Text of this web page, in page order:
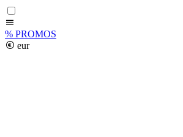
% PROMOS
eur